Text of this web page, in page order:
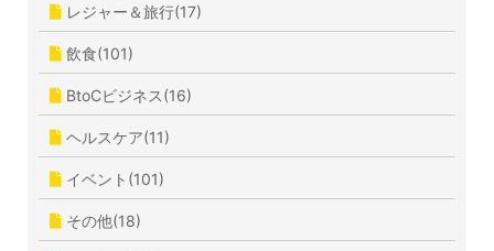
レジャー＆旅行(17)
飲食(101)
BtoCビジネス(16)
ヘルスケア(11)
イベント(101)
その他(18)